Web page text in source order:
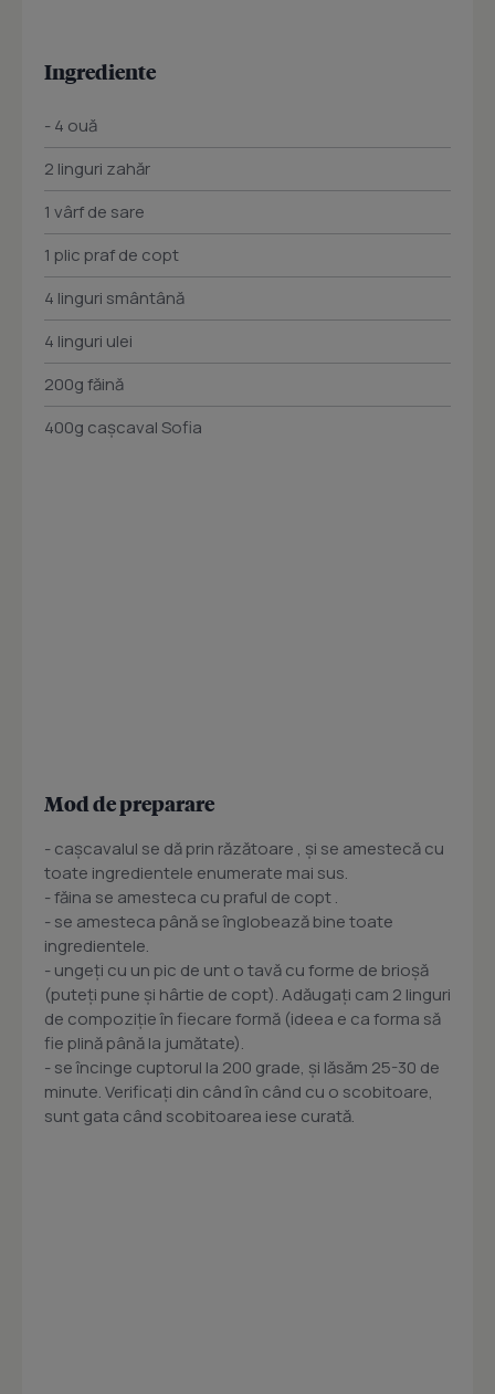
Ingrediente
- 4 ouă
2 linguri zahăr
1 vârf de sare
1 plic praf de copt
4 linguri smântână
4 linguri ulei
200g făină
400g caşcaval Sofia
Mod de preparare
- caşcavalul se dă prin răzătoare , şi se amestecă cu
toate ingredientele enumerate mai sus.
- făina se amesteca cu praful de copt .
- se amesteca până se înglobează bine toate
ingredientele.
- ungeţi cu un pic de unt o tavă cu forme de brioşă
(puteţi pune şi hârtie de copt). Adăugaţi cam 2 linguri
de compoziţie în fiecare formă (ideea e ca forma să
fie plină până la jumătate).
- se încinge cuptorul la 200 grade, şi lăsăm 25-30 de
minute. Verificaţi din când în când cu o scobitoare,
sunt gata când scobitoarea iese curată.